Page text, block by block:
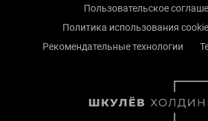
Пользовательское
Политика использования
Рекомендательные технологии